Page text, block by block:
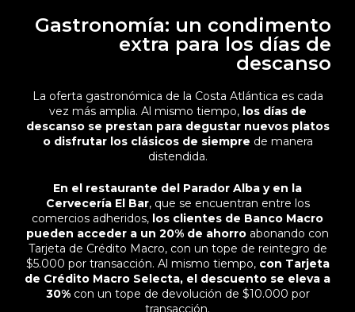
Gastronomía: un condimento
extra para los días de
descanso
La oferta gastronómica de la Costa Atlántica es cada
vez más amplia. Al mismo tiempo, los días de
descanso se prestan para degustar nuevos platos
o disfrutar los clásicos de siempre de manera
distendida.
En el restaurante del Parador Alba y en la
Cervecería El Bar, que se encuentran entre los
comercios adheridos, los clientes de Banco Macro
pueden acceder a un 20% de ahorro abonando con
Tarjeta de Crédito Macro, con un tope de reintegro de
$5.000 por transacción. Al mismo tiempo, con Tarjeta
de Crédito Macro Selecta, el descuento se eleva a
30%con un tope de devolución de $10.000 por
transacción.